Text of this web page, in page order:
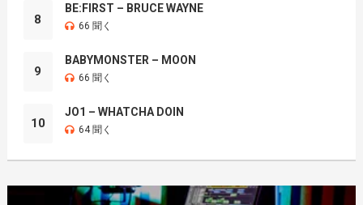
8
BE:FIRST – BRUCE WAYNE
66 聞く
9
BABYMONSTER – MOON
66 聞く
10
JO1 – WHATCHA DOIN
64 聞く